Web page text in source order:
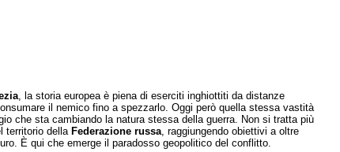
, la storia europea è piena di eserciti inghiottiti da distanze
il nemico fino a spezzarlo. Oggi però quella stessa vastità
che sta cambiando la natura stessa della guerra. Non si tratta più
territorio della Federazione russa, raggiungendo obiettivi a oltre
È qui che emerge il paradosso geopolitico del conflitto.